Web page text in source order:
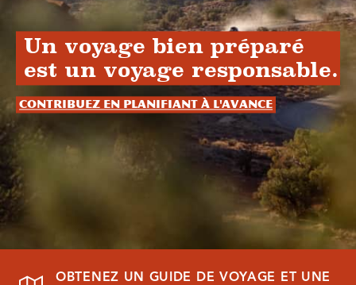
Un voyage bien préparé
est un voyage responsable.
Contribuez en planifiant à l'avance
OBTENEZ UN GUIDE DE VOYAGE ET UNE